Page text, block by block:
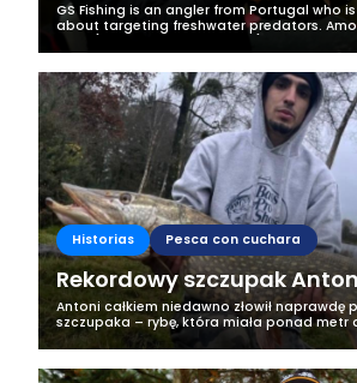
GS Fishing is an angler from Portugal who
about targeting freshwater predators.
bass (Micropterus salmoides) are his
they are the most...
Historias Pesca con cuchara
Rekordowy szczupak
Antoni całkiem niedawno złowił naprawdę
szczupaka – rybę, która miała ponad metr
wydarzenie było na tyle wyjątkowe, że
się z nami historią z tego...